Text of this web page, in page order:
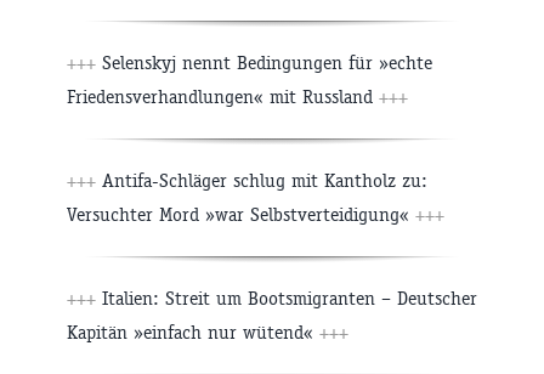
+++ Selenskyj nennt Bedingungen für »echte
Friedensverhandlungen« mit Russland +++
+++ Antifa-Schläger schlug mit Kantholz zu:
Versuchter Mord »war Selbstverteidigung« +++
+++ Italien: Streit um Bootsmigranten – Deutscher
Kapitän »einfach nur wütend« +++